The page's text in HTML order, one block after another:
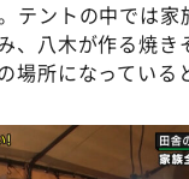
テントの中では家
、八木が作る焼き
場所になっている